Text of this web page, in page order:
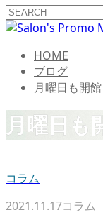
HOME
ブログ
月曜日も開
月曜日も
コラム
2021.11.17コラム